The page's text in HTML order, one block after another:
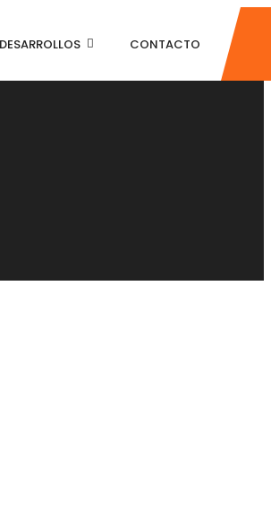
DESARROLLOS CONTACTO